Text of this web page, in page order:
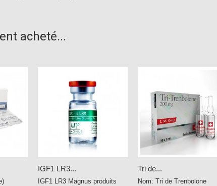
acheté...
IGF1 LR3...
IGF1 LR3 Magnus produits
Tri de...
Nom: Tri de Trenbolone